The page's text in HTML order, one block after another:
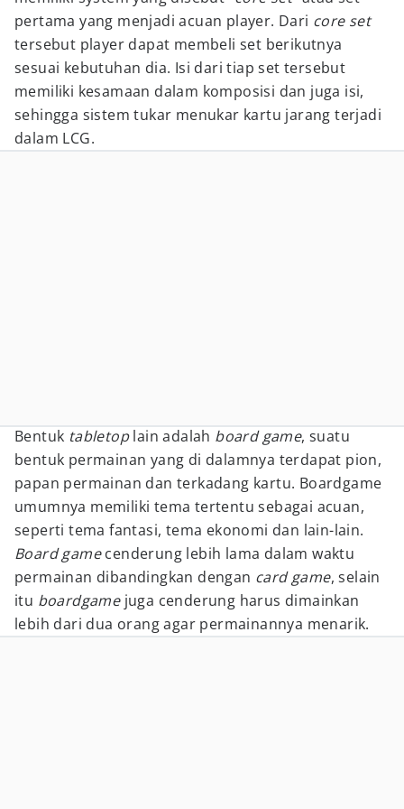
pertama yang menjadi acuan player. Dari core set
tersebut player dapat membeli set berikutnya
sesuai kebutuhan dia. Isi dari tiap set tersebut
memiliki kesamaan dalam komposisi dan juga isi,
sehingga sistem tukar menukar kartu jarang terjadi
dalam LCG.
Bentuk tabletoplain adalah board game, suatu
bentuk permainan yang di dalamnya terdapat pion,
papan permainan dan terkadang kartu. Boardgame
umumnya memiliki tema tertentu sebagai acuan,
seperti tema fantasi, tema ekonomi dan lain-lain.
Board gamecenderung lebih lama dalam waktu
permainan dibandingkan dengan card game, selain
itu boardgamejuga cenderung harus dimainkan
lebih dari dua orang agar permainannya menarik.